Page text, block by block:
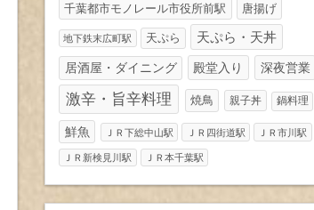
千葉都市モノレール市役所前駅 唐揚げ
地下鉄末広町駅 天ぷら 天ぷら・天丼
居酒屋・ダイニング 殿堂入り 深夜営業
激辛・旨辛料理 焼鳥 親子丼 鍋料理
鮮魚 ＪＲ下総中山駅 ＪＲ四街道駅 ＪＲ市川駅
ＪＲ新検見川駅 ＪＲ本千葉駅